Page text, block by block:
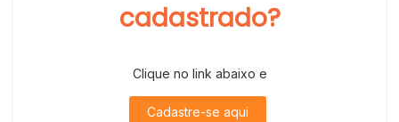
cadastrado?
Clique no link abaixo e
Cadastre-se aqui